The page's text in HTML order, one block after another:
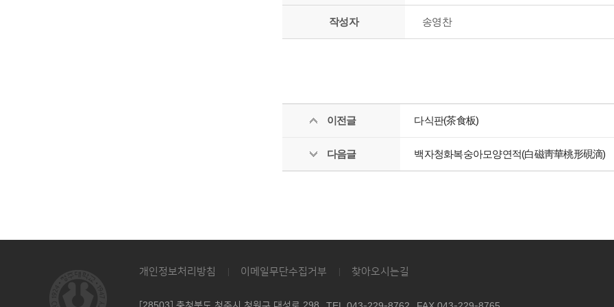
작성자 송영찬
이전글 다식판(茶食板)
다음글 백자청화복숭아모양연적(白磁靑華桃形硯滴)
개인정보처리방침 이메일무단수집거부 찾아오시는길